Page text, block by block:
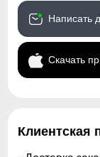
Написать
Скачать
Клиентская